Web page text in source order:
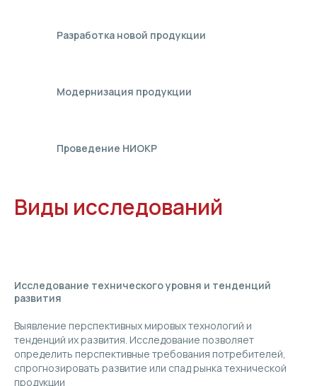
Разработка новой продукции
Модернизация продукции
Проведение НИОКР
Виды исследований
Исследование технического уровня и тенденций
развития
Выявление перспективных мировых технологий и
тенденций их развития. Исследование позволяет
определить перспективные требования потребителей,
спрогнозировать развитие или спад рынка технической
продукции